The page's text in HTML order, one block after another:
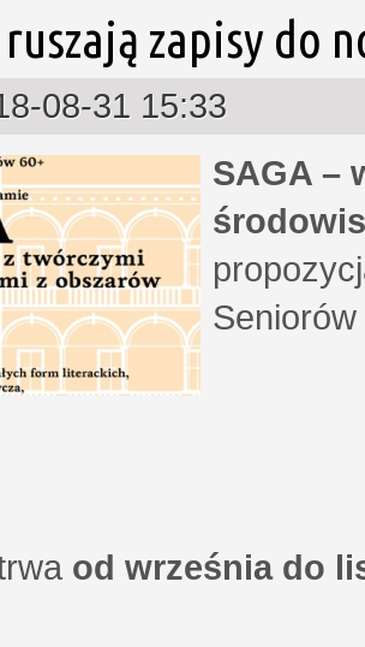
zapisy do
08-31 15:33
SAGA –
od września do